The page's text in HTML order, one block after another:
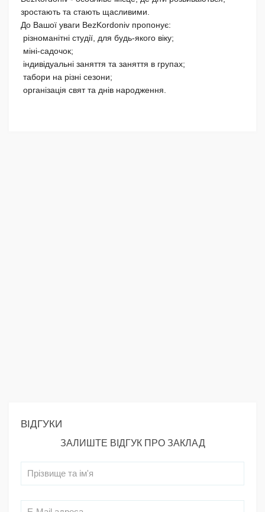
зростають та стають щасливими.
До Вашої уваги BezKordoniv пропонує:
різноманітні студії, для будь-якого віку;
міні-садочок;
індивідуальні заняття та заняття в групах;
табори на різні сезони;
організація свят та днів народження.
ВІДГУКИ
ЗАЛИШТЕ ВІДГУК ПРО ЗАКЛАД